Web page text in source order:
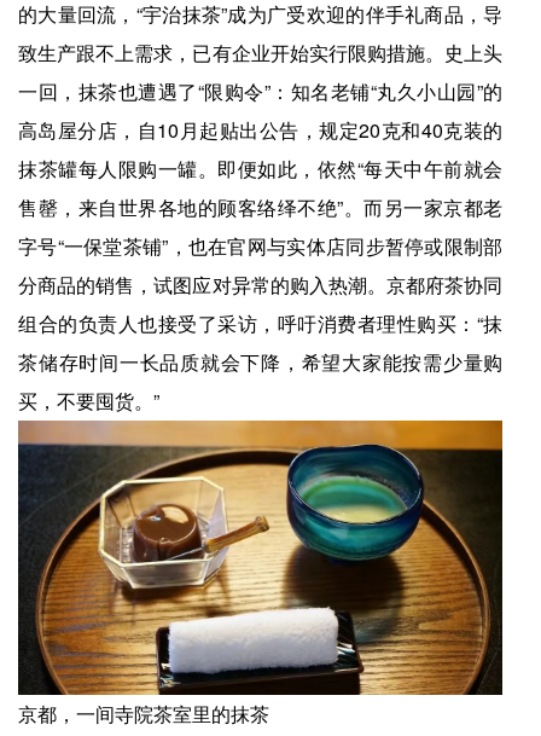
的大量回流，“宇治抹茶”成为广受欢迎的伴手礼商品，导
致生产跟不上需求，已有企业开始实行限购措施。史上头
一回，抹茶也遭遇了“限购令”：知名老铺“丸久小山园”的
高岛屋分店，自10月起贴出公告，规定20克和40克装的
抹茶罐每人限购一罐。即便如此，依然“每天中午前就会
售罄，来自世界各地的顾客络绎不绝”。而另一家京都老
字号“一保堂茶铺”，也在官网与实体店同步暂停或限制部
分商品的销售，试图应对异常的购入热潮。京都府茶协同
组合的负责人也接受了采访，呼吁消费者理性购买：“抹
茶储存时间一长品质就会下降，希望大家能按需少量购
买，不要囤货。”
京都，一间寺院茶室里的抹茶